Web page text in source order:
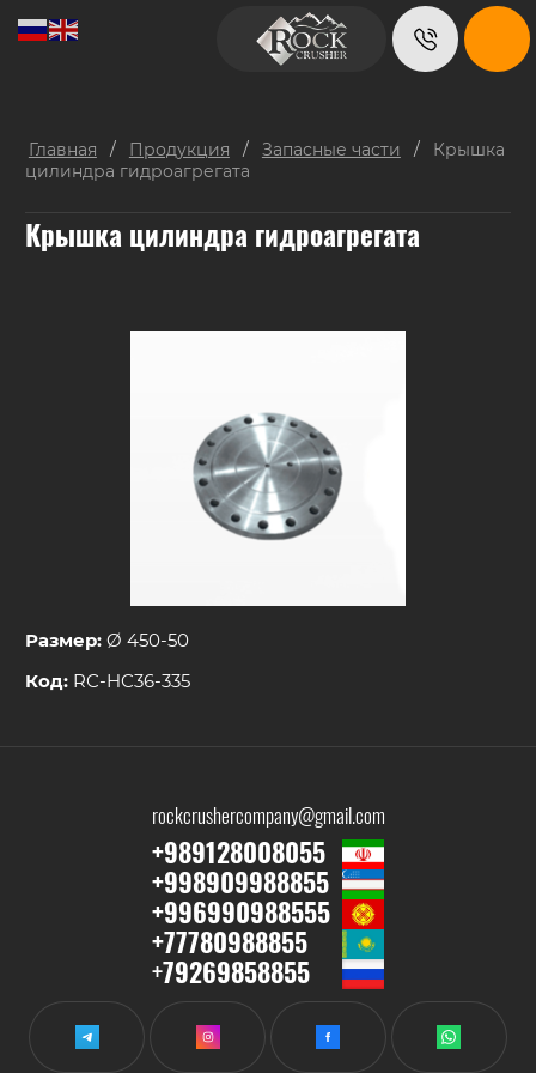
Главная / Продукция / Запасные части /
Крышка
цилиндра гидроагрегата
Крышка цилиндра гидроагрегата
Размер:Ø 450-50
Код: RC-HC36-335
rockcrushercompany@gmail.com
+989128008055
+998909988855
+996990988555
+77780988855
+79269858855